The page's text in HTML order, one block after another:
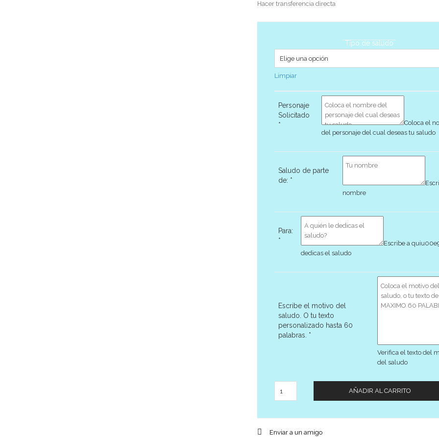
Hacer transferencia directa
Tipo de saludo
Limpiar
Personaje
Solicitado
*
Coloca el
del personaje del cual deseas tu saludo
Saludo de parte
de: *
nombre
Para:
*
Escribe a
dedicas el saludo
Escribe el motivo del
saludo. O tu texto
personalizado hasta 60
palabras. *
Verifica el texto del
del saludo
AÑADIR AL CARRITO
Enviar a un amigo